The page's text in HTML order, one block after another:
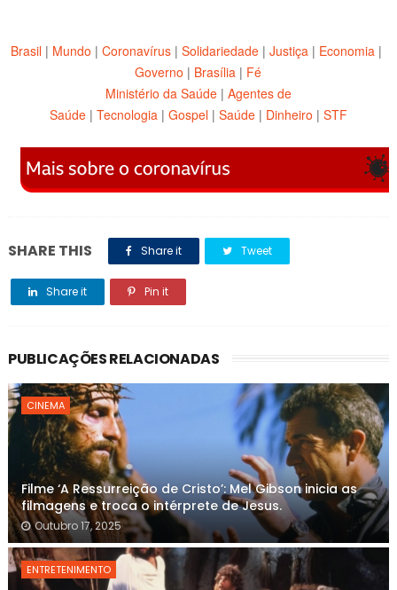
Brasil | Mundo |Coronavírus |Solidariedade | Justiça | Economia |
Governo | Brasília | Fé
Ministério da Saúde| Agentes de
Saúde| Tecnologia | Gospel | Saúde | Dinheiro | STF
SHARE THIS Share it Tweet
Share it Pin it
PUBLICAÇÕES RELACIONADAS
CINEMA
Filme ‘A Ressurreição de Cristo’: Mel Gibson inicia as
filmagens e troca o intérprete de Jesus.
Outubro 17, 2025
ENTRETENIMENTO